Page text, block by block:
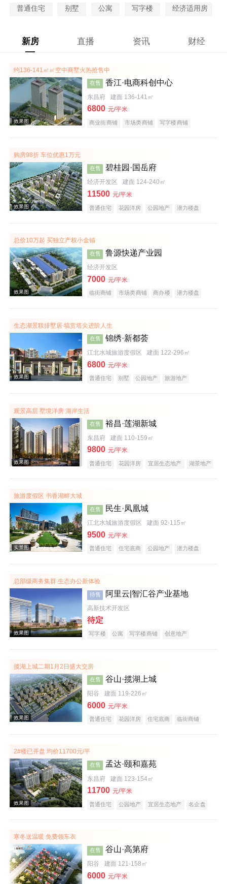
普通住宅 别墅 公寓 写字楼 经济适用房
新房 直播 资讯 财经
约136-141㎡㎡空中商墅火热抢售中
效果图
在售 香江·电商科创中心
东昌府 建面 136-141㎡
6800 元/平米
商业街商铺 市场类商铺
写字楼商铺
购房98折 车位优惠1万元
效果图
在售 碧桂园·国岳府
经济开发区 建面 124-240㎡
11500 元/平米
普通住宅 花园洋房 公园地产
潜力楼盘
总价10万起 买独立产权小金铺
效果图
在售 鲁源快递产业园
经济开发区
7000 元/平米
临街商铺 市场类商铺 商办楼
潜力楼盘
生态湖景联排墅居 犒赏塔尖进阶人生
效果图
在售 锦绣·新都荟
江北水城旅游度假区 建面 122-296㎡
6800 元/平米
普通住宅 别墅 公园地产
旅游地产
观景高层 墅境洋房 湖岸生活
在售 裕昌·莲湖新城
东昌府 建面 110-159㎡
9800 元/平米
普通住宅 花园洋房 宜居生态地产
湖景地产
旅游度假区 书香湖畔大城
实景图
在售 民生·凤凰城
江北水城旅游度假区 建面 92-115㎡
9500 元/平米
普通住宅 住宅底商 公园地产
潜力楼盘
总部级商务集群 生态办公新体验
效果图
待售 阿里云|智汇谷产业基地
高新技术开发区
待定
写字楼 公寓 写字楼商铺
创意地产
揽湖上城二期1月2日盛大交房
在售 谷山·揽湖上城
阳谷 建面 119-226㎡
6000 元/平米
普通住宅 花园洋房 住宅底商
临街商铺
教育地产
2#楼已开盘 均价11700元/平
在售 孟达·颐和嘉苑
东昌府 建面 123-154㎡
11700 元/平米
普通住宅 公园地产 宜居生态地产 名企盘
寒冬送温暖 免费领车衣
在售 谷山·高第府
阳谷 建面 121-158㎡
6000 元/平米